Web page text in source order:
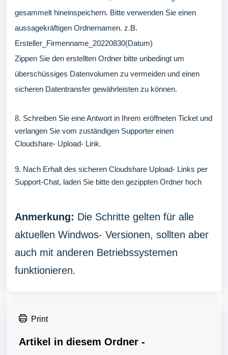
gesammelt hineinspeichern. Bitte verwenden Sie einen
aussagekräftigen Ordnernamen. z.B.
Ersteller_Firmenname_20220830(Datum)
Zippen Sie den erstellten Ordner bitte unbedingt um
überschüssiges Datenvolumen zu vermeiden und einen
sicheren Datentransfer gewährleisten zu können.
8. Schreiben Sie eine Antwort in Ihrem eröffneten Ticket und
verlangen Sie vom zuständigen Supporter einen
Cloudshare- Upload- Link.
9. Nach Erhalt des sicheren Cloudshare Upload- Links per
Support-Chat, laden Sie bitte den gezippten Ordner hoch
Anmerkung: Die Schritte gelten für alle
aktuellen Windwos- Versionen, sollten aber
auch mit anderen Betriebssystemen
funktionieren.
Print
Artikel in diesem Ordner -